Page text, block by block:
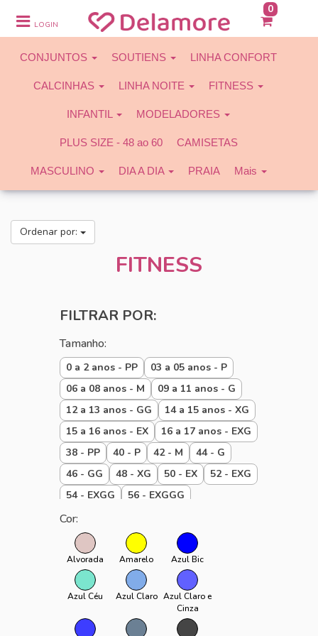
CONJUNTOS
INFANTIL
MODELADORES
PLUS SIZE - 48 ao 60
LOGIN
0
CONJUNTOS SOUTIENS LINHA CONFORT
CALCINHAS LINHA NOITE FITNESS
INFANTIL MODELADORES
PLUS SIZE - 48 ao 60 CAMISETAS
MASCULINO DIA A DIA PRAIA Mais
Ordenar por:
FITNESS
FILTRAR POR:
Tamanho:
0 a 2 anos - PP
03 a 05 anos - P
06 a 08 anos - M
09 a 11 anos - G
12 a 13 anos - GG
14 a 15 anos - XG
15 a 16 anos - EX
16 a 17 anos - EXG
38 - PP
40 - P 42 - M
44 - G
46 - GG
48 - XG 50 - EX
52 - EXG
54 - EXGG
56 - EXGGG
Baby 00 a 01 P
Baby 02 a 03 G
Baby até 1 ano
padrão
PPP U
Cor:
Alvorada Amarelo Azul Bic
Azul Céu Azul Claro Azul Claro e
Cinza